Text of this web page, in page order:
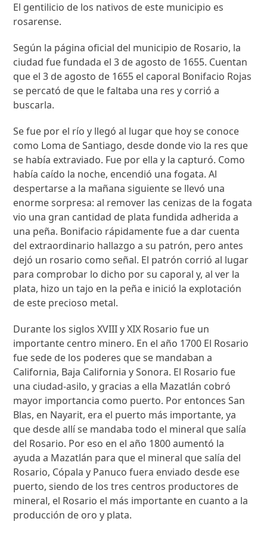
El gentilicio de los nativos de este municipio es
rosarense.
Según la página oficial del municipio de Rosario, la
ciudad fue fundada el 3 de agosto de 1655. Cuentan
que el 3 de agosto de 1655 el caporal Bonifacio Rojas
se percató de que le faltaba una res y corrió a
buscarla.
Se fue por el río y llegó al lugar que hoy se conoce
como Loma de Santiago, desde donde vio la res que
se había extraviado. Fue por ella y la capturó. Como
había caído la noche, encendió una fogata. Al
despertarse a la mañana siguiente se llevó una
enorme sorpresa: al remover las cenizas de la fogata
vio una gran cantidad de plata fundida adherida a
una peña. Bonifacio rápidamente fue a dar cuenta
del extraordinario hallazgo a su patrón, pero antes
dejó un rosario como señal. El patrón corrió al lugar
para comprobar lo dicho por su caporal y, al ver la
plata, hizo un tajo en la peña e inició la explotación
de este precioso metal.
Durante los siglos XVIII y XIX Rosario fue un
importante centro minero. En el año 1700 El Rosario
fue sede de los poderes que se mandaban a
California, Baja California y Sonora. El Rosario fue
una ciudad-asilo, y gracias a ella Mazatlán cobró
mayor importancia como puerto. Por entonces San
Blas, en Nayarit, era el puerto más importante, ya
que desde allí se mandaba todo el mineral que salía
del Rosario. Por eso en el año 1800 aumentó la
ayuda a Mazatlán para que el mineral que salía del
Rosario, Cópala y Panuco fuera enviado desde ese
puerto, siendo de los tres centros productores de
mineral, el Rosario el más importante en cuanto a la
producción de oro y plata.